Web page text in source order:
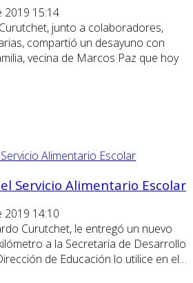
2019 15:14
junto a colaboradores,
compartió un desayuno con
vecina de Marcos Paz que hoy
Servicio Alimentario Escolar
2019 14:10
Curutchet, le entregó un nuevo
a la Secretaria de Desarrollo
de Educación lo utilice en el…